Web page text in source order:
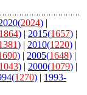
2024) |
1864) | 2015(1657) |
) | 2010(1220) |
) | 2005(1648) |
1043) | 2000(1079) |
1270) | 1993-